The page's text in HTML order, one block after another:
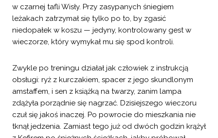
w czarnej tafli Wisły. Przy zasypanych śniegiem
leżakach zatrzymał się tylko po to, by zgasić
niedopałek w koszu — jedyny, kontrolowany gest w
wieczorze, który wymykał mu się spod kontroli.
Zwykle po treningu działał jak człowiek z instrukcją
obsługi: ryż z kurczakiem, spacer z jego skundlonym
amstaffem, i sen z książką na twarzy, zanim lampa
zdążyła porządnie się nagrzać. Dzisiejszego wieczoru
czuł się jakoś inaczej. Po powrocie do mieszkania nie
tknął jedzenia. Zamiast tego już od dwóch godzin krążył